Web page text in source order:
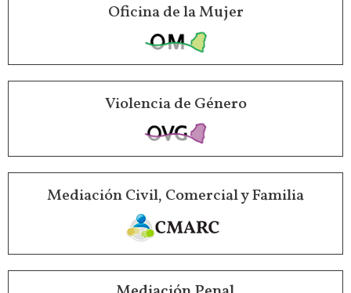
Oficina de la Mujer
Violencia de Género
Mediación Civil, Comercial y Familia